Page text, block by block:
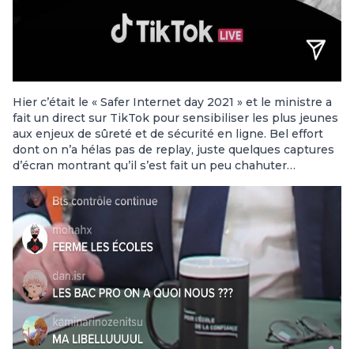
Hier c’était le « Safer Internet day 2021 » et le ministre a
fait un direct sur TikTok pour sensibiliser les plus jeunes
aux enjeux de sûreté et de sécurité en ligne. Bel effort
dont on n’a hélas pas de replay, juste quelques captures
d’écran montrant qu’il s’est fait un peu chahuter…